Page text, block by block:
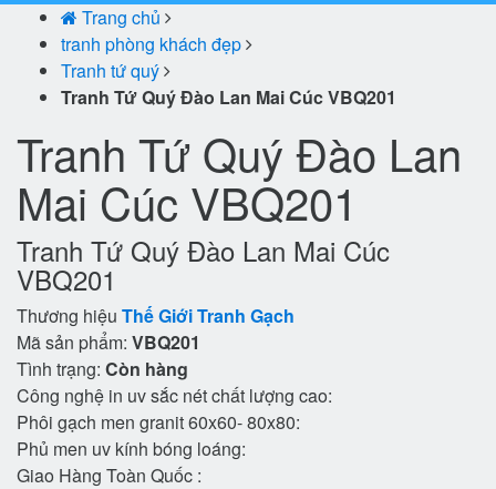
Trang chủ
tranh phòng khách đẹp
Tranh tứ quý
Tranh Tứ Quý Đào Lan Mai Cúc VBQ201
Tranh Tứ Quý Đào Lan
Mai Cúc VBQ201
Tranh Tứ Quý Đào Lan Mai Cúc
VBQ201
Thương hiệu Thế Giới Tranh Gạch
Mã sản phẩm: VBQ201
Tình trạng: Còn hàng
Công nghệ in uv sắc nét chất lượng cao:
Phôi gạch men granit 60x60- 80x80:
Phủ men uv kính bóng loáng:
Giao Hàng Toàn Quốc :